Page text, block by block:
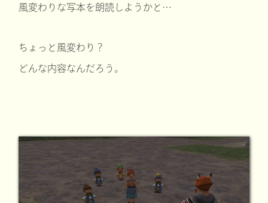
風変わりな写本を朗読しようかと…
ちょっと風変わり？
どんな内容なんだろう。